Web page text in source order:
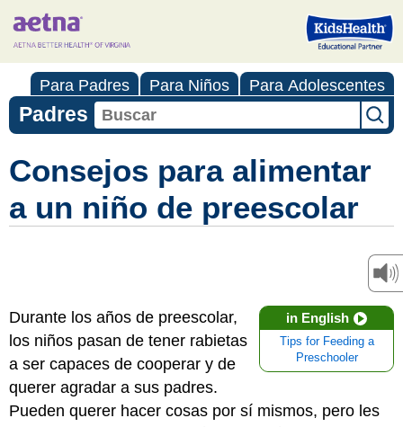
Para Padres Para Niños Para Adolescentes
Padres
Consejos para alimentar
a un niño de preescolar
in English
Tips for Feeding a
Preschooler
Durante los años de preescolar,
los niños pasan de tener rabietas
a ser capaces de cooperar y de
querer agradar a sus padres.
Pueden querer hacer cosas por sí mismos, pero les